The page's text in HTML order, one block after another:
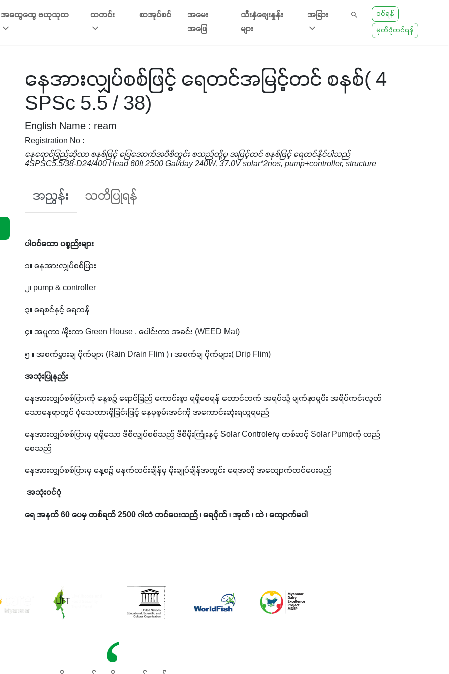
အထွေထွေ ဗဟုသုတ သတင်း စာအုပ်စင်
အမေး
အဖြေ
သီးနှံစျေးနှုန်း
များ
အခြား
ဝင်ရန်
မှတ်ပုံတင်ရန်
နေအားလျှပ်စစ်ဖြင့် ရေတင်အမြင့်တင် စနစ်( 4
SPSc 5.5 / 38)
English Name : ream
Registration No :
နေရောင်ခြည်ဆိုလာ စနစ်ဖြင့် မြေအောက်အဝီစိတွင်း စသည်တို့မှ အမြင့်တင် စနစ်ဖြင့် ရေတင်နိုင်ပါသည်
4SPSC5.5/38-D24/400 Head 60ft 2500 Gal/day 240W, 37.0V solar*2nos, pump+controller, structure
အညွှန်း သတိပြုရန်
ပါဝင်သော ပစ္စည်းများ
၁။ နေအားလျှပ်စစ်ပြား
၂၊ pump & controller
၃။ ရေစင်နှင့် ရေကန်
၄။ အပူကာ /မိုးကာ Green House , ပေါင်းကာ အခင်း (WEED Mat)
၅ ။ အစက်မွှားချ ပိုက်များ (Rain Drain Flim ) ၊ အစက်ချ ပိုက်များ( Drip Flim)
အသုံးပြုနည်း
နေအားလျှပ်စစ်ပြားကို နေ့စဉ် ရောင်ခြည် ကောင်းစွာ ရရှိစေရန် တောင်ဘက် အရပ်သို့ မျက်နှာမူပီး အရိပ်ကင်းလွတ်
သောနေရာတွင် ပုံသေထားရှိခြင်းဖြင့် နေမှစွမ်းအင်ကို အကောင်းဆုံးရယူရမည်
နေအားလျှပ်စစ်ပြားမှ ရရှိသော ဒီစီလျှပ်စစ်သည် ဒီစီမိုးကြိုးနှင့် Solar Controlerမှ တစ်ဆင့် Solar Pumpကို လည်
စေသည်
နေအားလျှပ်စစ်ပြားမှ နေ့စဉ် မနက်လင်းချိန်မှ မိုးချုပ်ချိန်အတွင်း ရေအလို အလျောက်တင်ပေးမည်
အသုံး၀င်ပုံ
ရေ အနက် 60 ပေမှ တစ်ရက် 2500 ဂါလံ တင်ပေးသည် ၊ ရေပိုက် ၊ အုတ် ၊ သဲ ၊ ကျောက်မပါ